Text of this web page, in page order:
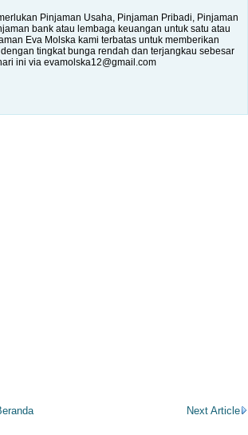
Pinjaman Usaha, Pinjaman Pribadi, Pinjaman
bank atau lembaga keuangan untuk satu atau
Eva Molska kami terbatas untuk memberikan
tingkat bunga rendah dan terjangkau sebesar
ini via evamolska12@gmail.com
Next Article